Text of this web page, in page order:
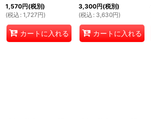
1,570円(税別)
(税込 : 1,727円)
カートに入れる
3,300円(税別)
(税込 : 3,630円)
カートに入れる